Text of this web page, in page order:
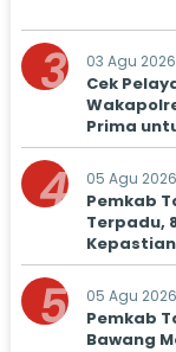
3 03 Agu 2026
Cek
Prima
4 05 Agu 2026
Pemkab
Terpadu,
5 05 Agu 2026
Pemkab
Bawang